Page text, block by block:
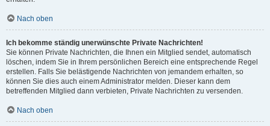
Nach oben
Ich bekomme ständig unerwünschte Private Nachrichten!
Sie können Private Nachrichten, die Ihnen ein Mitglied sendet, automatisch
löschen, indem Sie in Ihrem persönlichen Bereich eine entsprechende Regel
erstellen. Falls Sie belästigende Nachrichten von jemandem erhalten, so
können Sie dies auch einem Administrator melden. Dieser kann dem
betreffenden Mitglied dann verbieten, Private Nachrichten zu versenden.
Nach oben